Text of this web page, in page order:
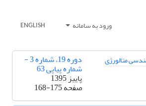
ورود به سامانه ENGLISH
دوره 19، شماره 3 -
شماره پیاپی 63
پاییز 1395
صفحه168-175